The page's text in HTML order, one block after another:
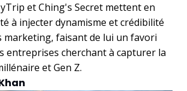
et Ching's Secret mettent en
à injecter dynamisme et crédibilité
marketing, faisant de lui un favori
entreprises cherchant à capturer la
et Gen Z.